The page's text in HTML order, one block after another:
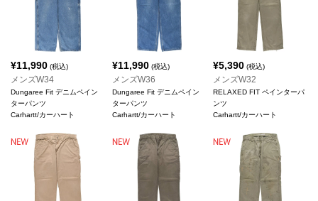
¥11,990 (税込)
メンズW34
Dungaree Fit デニムペイン
ターパンツ
Carhartt/カーハート
¥11,990(税込)
メンズW36
Dungaree Fit デニムペイン
ターパンツ
Carhartt/カーハート
¥5,390 (税込)
メンズW32
RELAXED FIT ペインターパ
ンツ
Carhartt/カーハート